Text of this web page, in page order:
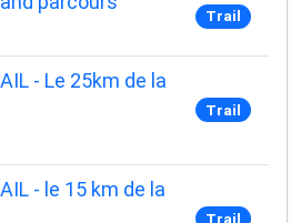
Trail
- Le 25km de la
Trail
- le 15 km de la
Trail